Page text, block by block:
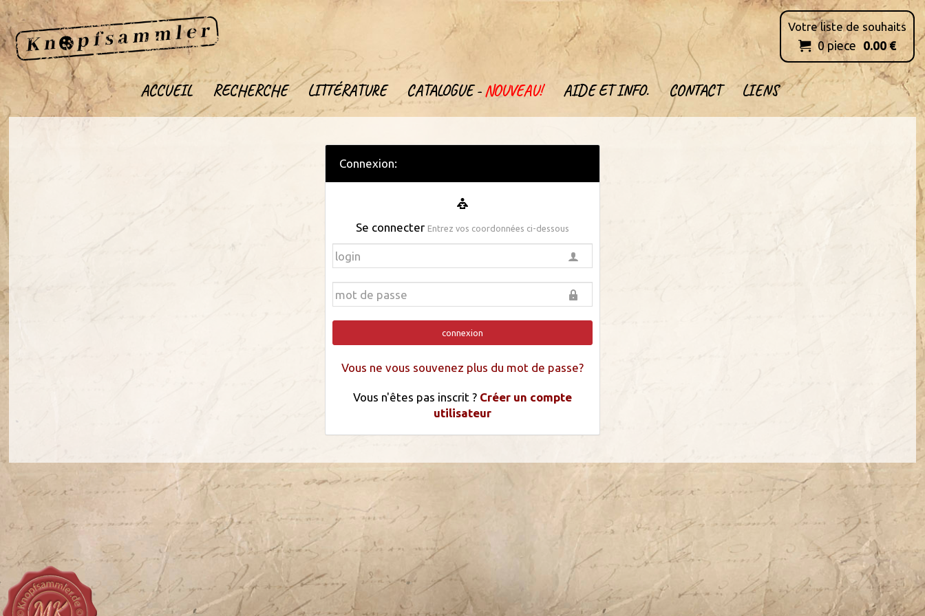
ACCUEIL RECHERCHE LITTÉRATURE CATALOGUE -NOUVEAU! AIDE ET INFO. CONTACT LIENS
Votre liste de souhaits
 0piece 0.00€
Connexion:
Se connecter Entrez vos coordonnées ci-dessous
connexion
Vous ne vous souvenez plus du mot de passe?
Vous n'êtes pas inscrit ? Créer un compte
utilisateur